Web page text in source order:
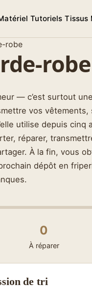
Tutoriels Tissus
robe
robe
— c’est surtout
vos
utilise depuis
réparer,
À la fin, vous
dépôt en
0
À réparer
de tri